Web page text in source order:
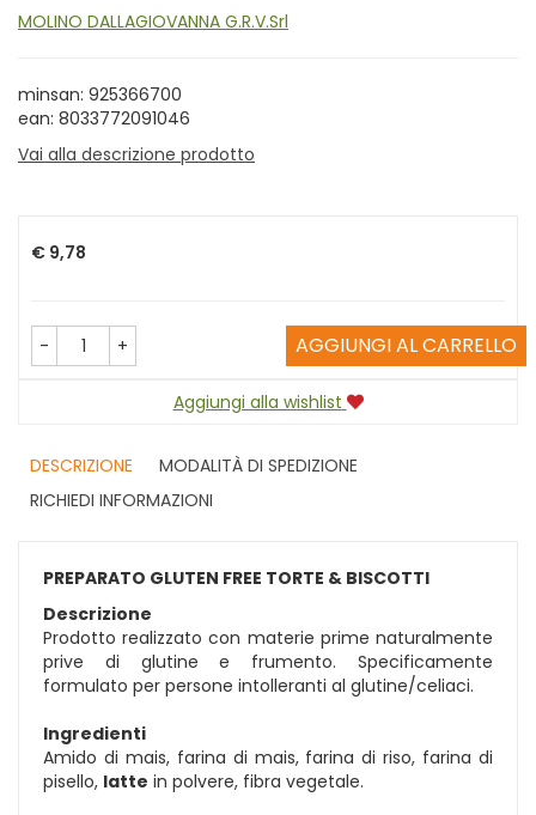
MOLINO DALLAGIOVANNA G.R.V.Srl
minsan: 925366700
ean: 8033772091046
Vai alla descrizione prodotto
Prezzo
€ 9,78
- + AGGIUNGI AL CARRELLO
Aggiungi alla wishlist
DESCRIZIONE
MODALITÀ DI SPEDIZIONE
RICHIEDI INFORMAZIONI
PREPARATO GLUTEN FREE TORTE & BISCOTTI
Descrizione
Prodotto realizzato con materie prime naturalmente
prive di glutine e frumento. Specificamente
formulato per persone intolleranti al glutine/celiaci.
Ingredienti
Amido di mais, farina di mais, farina di riso, farina di
pisello, latte in polvere, fibra vegetale.